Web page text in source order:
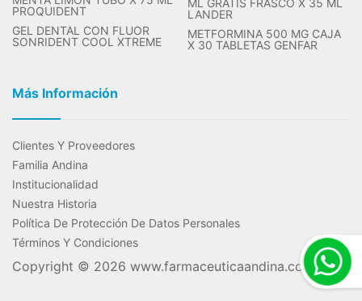
PROQUIDENT
GEL DENTAL CON FLUOR
SONRIDENT COOL XTREME
ML GRATIS FRASCO X 35 ML
LANDER
METFORMINA 500 MG CAJA
X 30 TABLETAS GENFAR
Más Información
Clientes Y Proveedores
Familia Andina
Institucionalidad
Nuestra Historia
Política De Protección De Datos Personales
Términos Y Condiciones
Copyright © 2026 www.farmaceuticaandina.com